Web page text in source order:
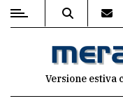
MENUVersione estiva